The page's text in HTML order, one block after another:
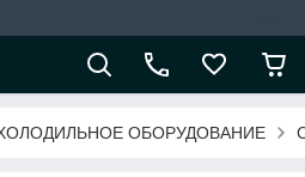
ОБОРУДОВАНИЕ